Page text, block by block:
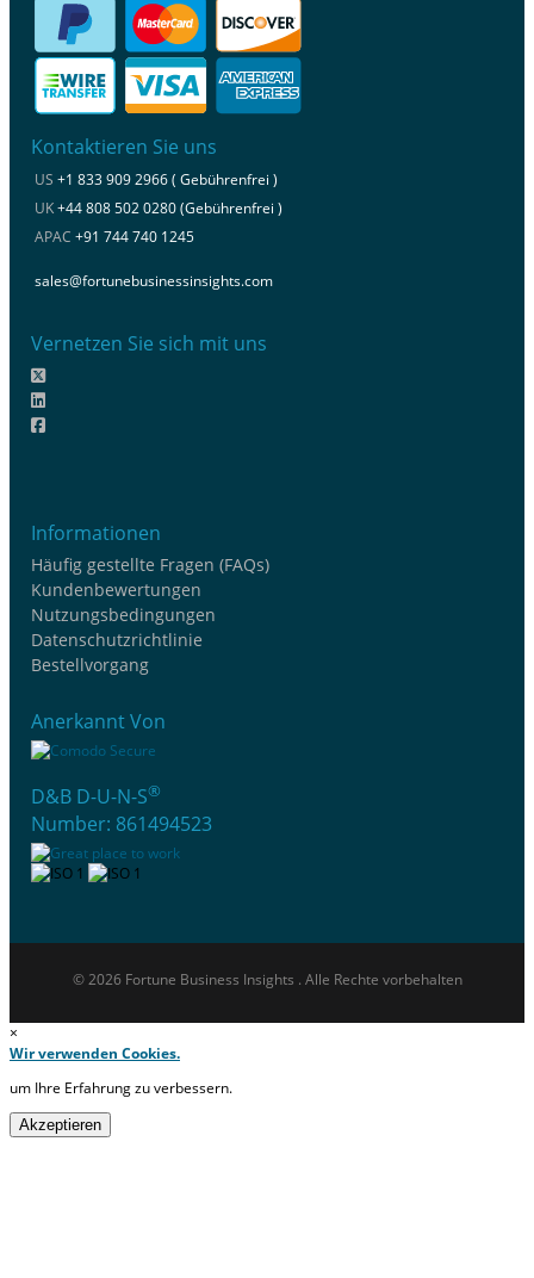
Kontaktieren Sie uns
US +1 833 909 2966 ( Gebührenfrei )
UK+44 808 502 0280 (Gebührenfrei )
APAC +91 744 740 1245
sales@fortunebusinessinsights.com
Vernetzen Sie sich mit uns
Informationen
Häufig gestellte Fragen (FAQs)
Kundenbewertungen
Nutzungsbedingungen
Datenschutzrichtlinie
Bestellvorgang
Anerkannt Von
D&B D-U-N-S®
Number: 861494523
© 2026 Fortune Business Insights . Alle Rechte vorbehalten
×
Wir verwenden Cookies.
um Ihre Erfahrung zu verbessern.
Akzeptieren